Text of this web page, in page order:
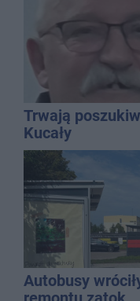
Trwają
Kucały
Autobusy